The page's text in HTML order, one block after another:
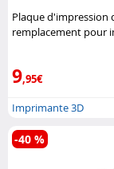
Plaque d'impression
remplacement pour
9,95€
Imprimante 3D
-40 %